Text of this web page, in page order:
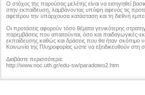
Ο στόχος της παρούσας μελέτης είναι να εισηγηθεί
στην εκπαίδευση, λαμβάνοντας υπόψη αφενός τις
αφετέρου την υπάρχουσα κατάσταση και τη διεθνή
Οι προτάσεις αφορούν τόσο θέματα γενικότερης
παρεμβάσεις που απαιτούνται, όσο και παιδαγωγικές-
εκπαίδευσης καθώς και δράσεις που θα ήταν
Κοινωνία της Πληροφορίας ώστε να εξειδικευθούν στη
Διαβάστε περισσότερα:
http://www.noc.uth.gr/edu-sw/paradoteo2.htm